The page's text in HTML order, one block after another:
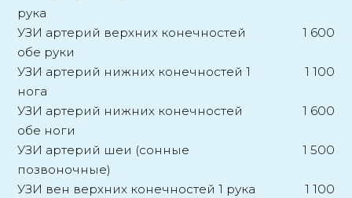
рука
УЗИ артерий верхних конечностей
обе руки
1 600
УЗИ артерий нижних конечностей 1
нога
1 100
УЗИ артерий нижних конечностей
обе ноги
1 600
УЗИ артерий шеи (сонные
позвоночные)
1 500
УЗИ вен верхних конечностей 1 рука
1 100